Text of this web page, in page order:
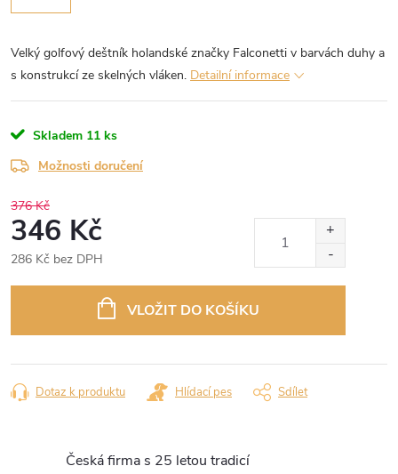
Velký golfový deštník holandské značky Falconetti v barvách duhy a
s konstrukcí ze skelných vláken. Detailní informace
Skladem 11 ks
Možnosti doručení
376 Kč
346 Kč
286 Kč bez DPH
VLOŽIT DO KOŠÍKU
Dotaz k produktu Hlídací pes Sdílet
Česká firma s 25 letou tradicí